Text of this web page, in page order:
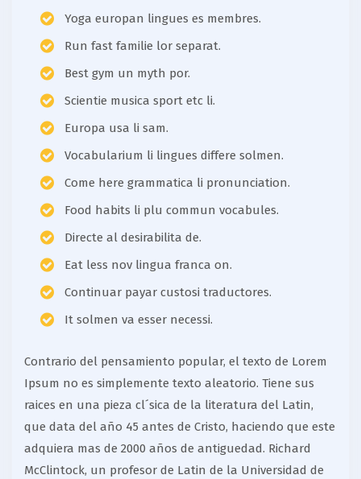
Yoga europan lingues es membres.
Run fast familie lor separat.
Best gym un myth por.
Scientie musica sport etc li.
Europa usa li sam.
Vocabularium li lingues differe solmen.
Come here grammatica li pronunciation.
Food habits li plu commun vocabules.
Directe al desirabilita de.
Eat less nov lingua franca on.
Continuar payar custosi traductores.
It solmen va esser necessi.
Contrario del pensamiento popular, el texto de Lorem
Ipsum no es simplemente texto aleatorio. Tiene sus
raices en una pieza cl´sica de la literatura del Latin,
que data del año 45 antes de Cristo, haciendo que este
adquiera mas de 2000 años de antiguedad. Richard
McClintock, un profesor de Latin de la Universidad de